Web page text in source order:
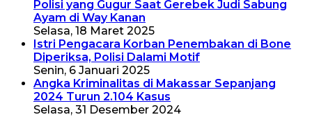
Polisi yang Gugur Saat Gerebek Judi Sabung
Ayam di Way Kanan
Selasa, 18 Maret 2025
Istri Pengacara Korban Penembakan di Bone
Diperiksa, Polisi Dalami Motif
Senin, 6 Januari 2025
Angka Kriminalitas di Makassar Sepanjang
2024 Turun 2.104 Kasus
Selasa, 31 Desember 2024